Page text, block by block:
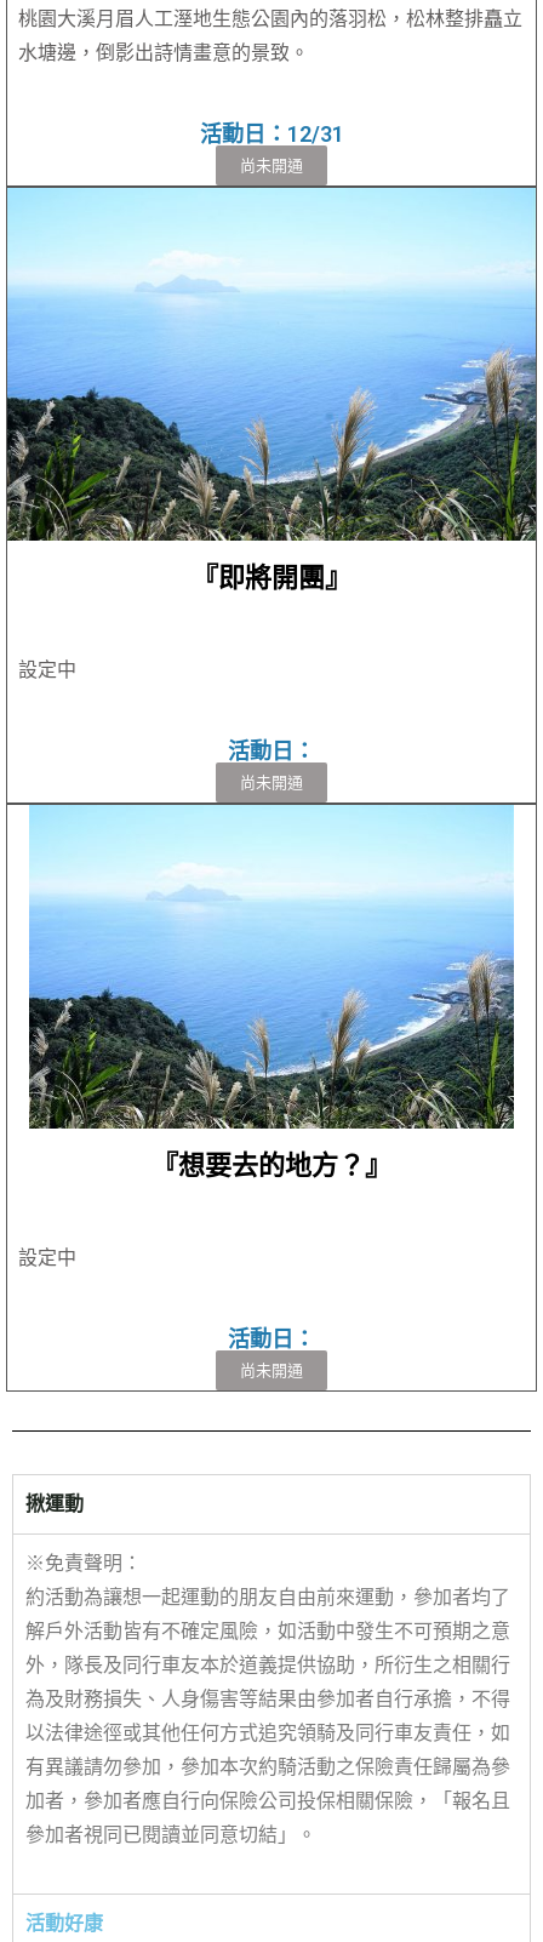
桃園大溪月眉人工溼地生態公園內的落羽松，松林整排矗立
水塘邊，倒影出詩情畫意的景致。
活動日：12/31
尚未開通
『即將開團』
設定中
活動日：
尚未開通
『想要去的地方？』
設定中
活動日：
尚未開通
揪運動
※免責聲明：
約活動為讓想一起運動的朋友自由前來運動，參加者均了
解戶外活動皆有不確定風險，如活動中發生不可預期之意
外，隊長及同行車友本於道義提供協助，所衍生之相關行
為及財務損失、人身傷害等結果由參加者自行承擔，不得
以法律途徑或其他任何方式追究領騎及同行車友責任，如
有異議請勿參加，參加本次約騎活動之保險責任歸屬為參
加者，參加者應自行向保險公司投保相關保險，「報名且
參加者視同已閱讀並同意切結」。
活動好康